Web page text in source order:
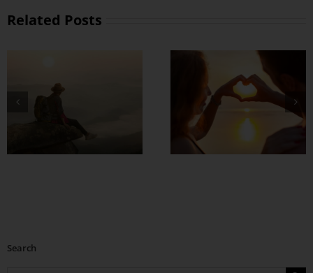
Related Posts
အချစ်တွေ ပိုတိုးလာ
Search